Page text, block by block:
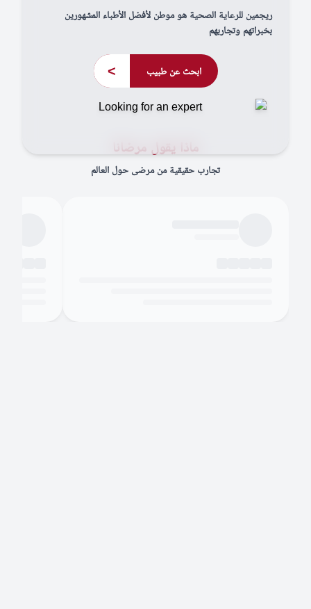
ريجمين للرعاية الصحية هو موطن لأفضل الأطباء المشهورين
بخبراتهم وتجاربهم
ابحث عن طبيب >
ماذا يقول مرضانا
تجارب حقيقية من مرضى حول العالم